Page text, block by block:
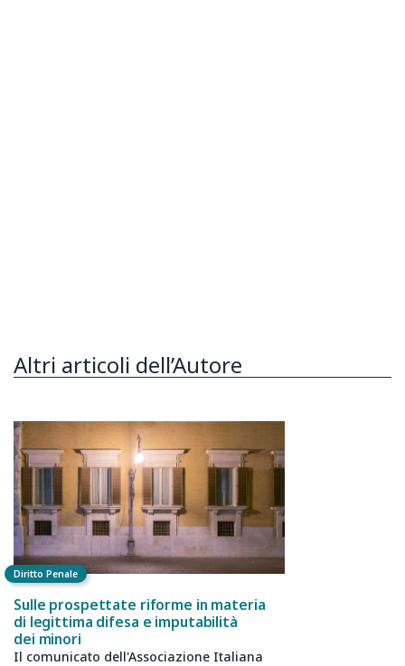
Altri articoli dell’Autore
Diritto Penale
Sulle prospettate riforme in materia
di legittima difesa e imputabilità
dei minori
Il comunicato dell'Associazione Italiana